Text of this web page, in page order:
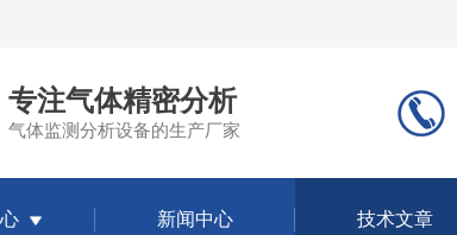
专注气体精密分析
气体监测分析设备的生产厂家
新闻中心 技术文章